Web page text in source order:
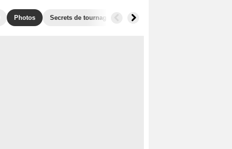
Photos Secrets de tournage Récompenses